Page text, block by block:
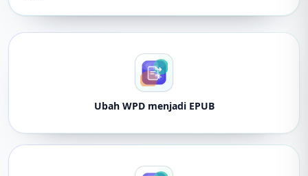
Ubah WPD menjadi EPUB